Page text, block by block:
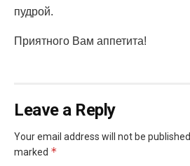
пудрой.
Приятного Вам аппетита!
Leave a Reply
Your email address will not be published.
marked *